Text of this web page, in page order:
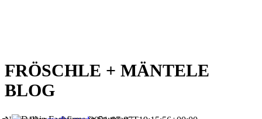
FRÖSCHLE + MÄNTELE
BLOG